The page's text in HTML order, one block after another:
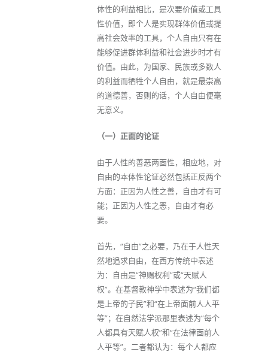
体性的利益相比，是次要价值或工具
性价值，即个人是实现群体价值或提
高社会效率的工具，个人自由只有在
能够促进群体利益和社会进步时才有
价值。由此，为国家、民族或多数人
的利益而牺牲个人自由，就是最崇高
的道德善，否则的话，个人自由便毫
无意义。
（一）正面的论证
由于人性的善恶两面性，相应地，对
自由的本体性论证必然包括正反两个
方面：正因为人性之善，自由才有可
能；正因为人性之恶，自由才有必
要。
首先，“自由”之必要，乃在于人性天
然地追求自由，在西方传统中表述
为：自由是“神赐权利”或“天赋人
权”。在基督教神学中表述为“我们都
是上帝的子民”和“在上帝面前人人平
等”；在自然法学派那里表述为“每个
人都具有天赋人权”和“在法律面前人
人平等”。二者都认为：每个人都应